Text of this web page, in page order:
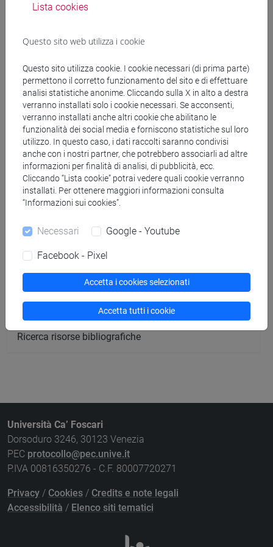
segui il feed
Cerca nel sito
Ricerca persone
Ricerca insegnamenti
Ricerca strutture
Ricerca pubblicazioni
Ricerca risorse bibliografiche
Università Ca’ Foscari
Dorsoduro 3246, 30123 Venezia
PEC protocollo@pec.unive.it
P.IVA 00816350276 - C.F. 80007720271
Privacy / Cookies / Credits e note legali
Accessibilità / Elenco siti tematici
Lista cookies
Questo sito web utilizza i cookie
Questo sito utilizza cookie. I cookie necessari (di prima parte)
permettono il corretto funzionamento del sito e di effettuare
analisi statistiche anonime. Cliccando sulla X in alto a destra
verranno installati solo i cookie necessari. Se acconsenti,
verranno installati anche altri cookie che abilitano le
funzionalità dei social media e forniscono statistiche sul loro
utilizzo. In questo caso, i dati raccolti saranno condivisi
anche con i nostri partner, che potrebbero associarli ad altre
informazioni per finalità di analisi, di pubblicità, ecc.
Cliccando “Lista cookie” potrai vedere quali cookie verranno
installati. Per ottenere maggiori informazioni consulta
“Informazioni sui cookies”.
Necessari Google - Youtube
Facebook - Pixel
Accetta i cookies selezionati
Accetta tutti i cookie